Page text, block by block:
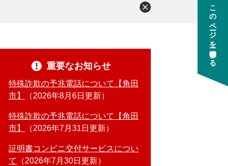
重要なお知らせ
特殊詐欺の予兆電話について【角田
市】
2026年8月6日更新
特殊詐欺の予兆電話について【角田
市】
2026年7月31日更新
証明書コンビニ交付サービスについ
て
2026年7月30日更新
このページを一時保存する